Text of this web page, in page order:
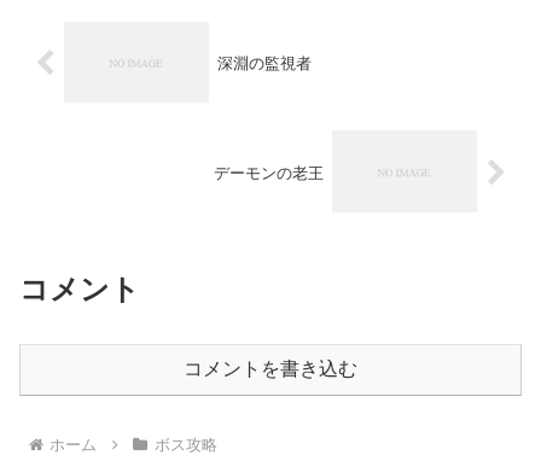
深淵の監視者
デーモンの老王
コメント
コメントを書き込む
ホーム ボス攻略